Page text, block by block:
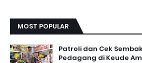
MOST POPULAR
Patroli dan Cek
Pedagang di Keude